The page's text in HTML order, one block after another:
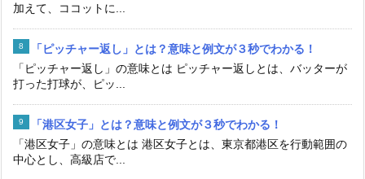
加えて、ココットに...
「ピッチャー返し」とは？意味と例文が３秒でわかる！
「ピッチャー返し」の意味とは ピッチャー返しとは、バッターが
打った打球が、ピッ...
「港区女子」とは？意味と例文が３秒でわかる！
「港区女子」の意味とは 港区女子とは、東京都港区を行動範囲の
中心とし、高級店で...